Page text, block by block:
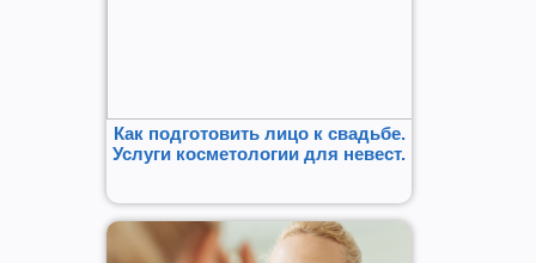
Как подготовить лицо к свадьбе.
Услуги косметологии для невест.